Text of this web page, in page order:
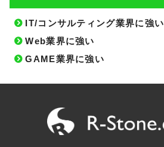
IT/コンサルティング業界に強い
Web業界に強い
GAME業界に強い